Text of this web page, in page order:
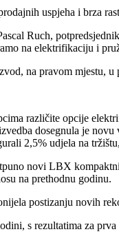
uspjeha i brza
Ruch,
na elektrifikaciju i
na pravom mjestu, u
različite opcije
dosegnula je
2,5% udjela na
novi LBX
na prethodnu godinu.
postizanju novih
s rezultatima za